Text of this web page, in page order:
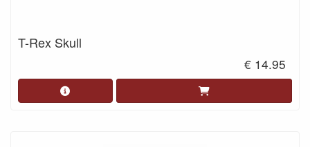
T-Rex Skull
€ 14.95